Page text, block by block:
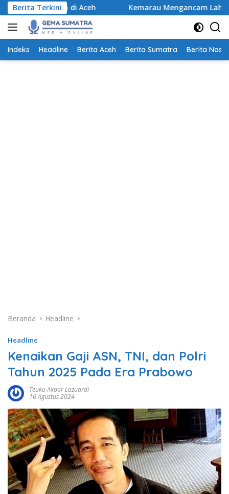
Langsung
ke
konten
Berita Terkini
di Aceh Kemarau Mengancam Lahan Pertanian,
Indeks Headline Berita Aceh Berita Sumatra Berita
Beranda Headline
Headline
Kenaikan Gaji ASN, TNI, dan Polri
Tahun 2025 Pada Era Prabowo
Teuku Akbar Lazuardi
16 Agustus 2024